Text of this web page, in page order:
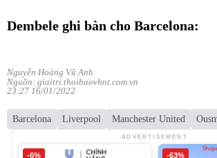
Dembele ghi bàn cho Barcelona:
Nguyễn Hoàng Vũ Anh
Nguồn: giaitri.thoibaovhnt.com.vn
23:27 16/01/2022
Barcelona Liverpool Manchester United
ADVERTISEMENT
-6% -63%